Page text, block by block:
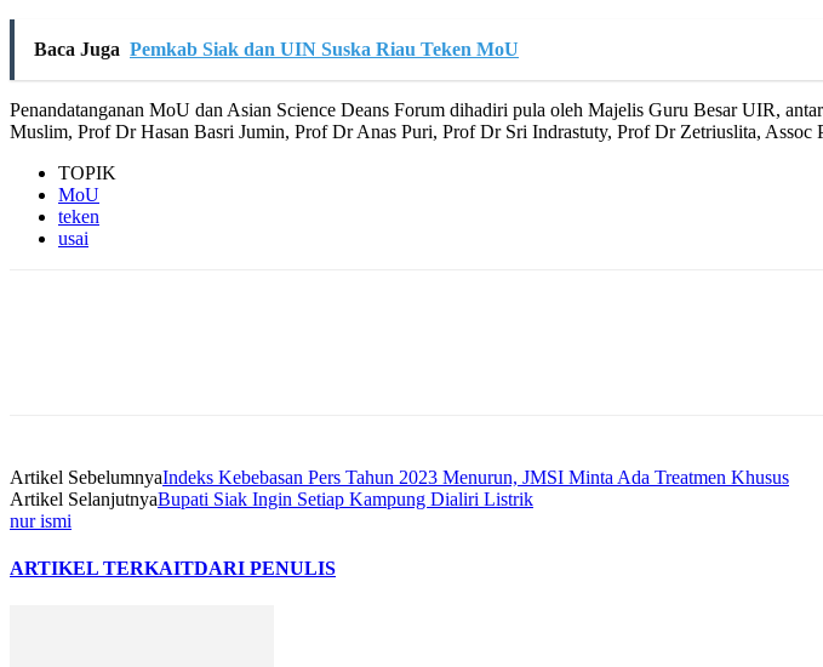
Baca Juga Pemkab Siak dan UIN Suska Riau Teken MoU
Penandatanganan MoU dan Asian Science Deans Forum dihadiri pula oleh Majelis Guru Besar UIR,
Muslim, Prof Dr Hasan Basri Jumin, Prof Dr Anas Puri, Prof Dr Sri Indrastuty, Prof Dr Zetriuslita, Assoc
TOPIK
MoU
teken
usai
Artikel SebelumnyaIndeks Kebebasan Pers Tahun 2023 Menurun, JMSI Minta Ada Treatmen Khusus
Artikel SelanjutnyaBupati Siak Ingin Setiap Kampung Dialiri Listrik
nur ismi
ARTIKEL TERKAITDARI PENULIS